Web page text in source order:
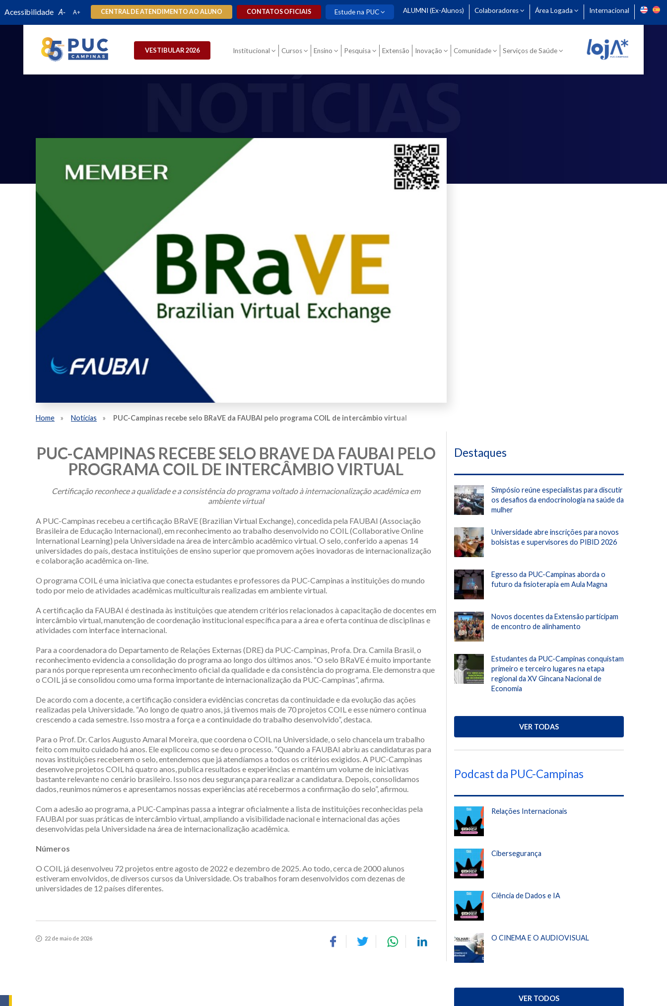
Acessibilidade CENTRAL DE ATENDIMENTO AO ALUNO CONTATOS OFICIAIS Estude na PUC ALUMNI (Ex-Alunos) Colaboradores Área Logada Internacional
VESTIBULAR 2026 Institucional Cursos Ensino Pesquisa Extensão Inovação Comunidade Serviços de Saúde
Home Notícias PUC-Campinas recebe selo BRaVE da FAUBAI pelo programa COIL de intercâmbio virtual
PUC-CAMPINAS RECEBE SELO BRAVE DA FAUBAI PELO
PROGRAMA COIL DE INTERCÂMBIO VIRTUAL
Certificação reconhece a qualidade e a consistência do programa voltado à internacionalização acadêmica em
ambiente virtual
A PUC-Campinas recebeu a certificação BRaVE (Brazilian Virtual Exchange), concedida pela FAUBAI (Associação
Brasileira de Educação Internacional), em reconhecimento ao trabalho desenvolvido no COIL (Collaborative Online
International Learning) pela Universidade na área de intercâmbio acadêmico virtual. O selo, conferido a apenas 14
universidades do país, destaca instituições de ensino superior que promovem ações inovadoras de internacionalização
e colaboração acadêmica on-line.
O programa COIL é uma iniciativa que conecta estudantes e professores da PUC-Campinas a instituições do mundo
todo por meio de atividades acadêmicas multiculturais realizadas em ambiente virtual.
A certificação da FAUBAI é destinada às instituições que atendem critérios relacionados à capacitação de docentes em
intercâmbio virtual, manutenção de coordenação institucional específica para a área e oferta contínua de disciplinas e
atividades com interface internacional.
Para a coordenadora do Departamento de Relações Externas (DRE) da PUC-Campinas, Profa. Dra. Camila Brasil, o
reconhecimento evidencia a consolidação do programa ao longo dos últimos anos. “O selo BRaVE é muito importante
para nós porque representa um reconhecimento oficial da qualidade e da consistência do programa. Ele demonstra que
o COIL já se consolidou como uma forma importante de internacionalização da PUC-Campinas”, afirma.
De acordo com a docente, a certificação considera evidências concretas da continuidade e da evolução das ações
realizadas pela Universidade. “Ao longo de quatro anos, já tivemos mais de 70 projetos COIL e esse número continua
crescendo a cada semestre. Isso mostra a força e a continuidade do trabalho desenvolvido”, destaca.
Para o Prof. Dr. Carlos Augusto Amaral Moreira, que coordena o COIL na Universidade, o selo chancela um trabalho
feito com muito cuidado há anos. Ele explicou como se deu o processo. “Quando a FAUBAI abriu as candidaturas para
novas instituições receberem o selo, entendemos que já atendíamos a todos os critérios exigidos. A PUC-Campinas
desenvolve projetos COIL há quatro anos, publica resultados e experiências e mantém um volume de iniciativas
bastante relevante no cenário brasileiro. Isso nos deu segurança para realizar a candidatura. Depois, consolidamos
dados, reunimos números e apresentamos nossas experiências até recebermos a confirmação do selo”, afirmou.
Com a adesão ao programa, a PUC-Campinas passa a integrar oficialmente a lista de instituições reconhecidas pela
FAUBAI por suas práticas de intercâmbio virtual, ampliando a visibilidade nacional e internacional das ações
desenvolvidas pela Universidade na área de internacionalização acadêmica.
Números
O COIL já desenvolveu 72 projetos entre agosto de 2022 e dezembro de 2025. Ao todo, cerca de 2000 alunos
estiveram envolvidos, de diversos cursos da Universidade. Os trabalhos foram desenvolvidos com dezenas de
universidades de 12 países diferentes.
22 de maio de 2026
Destaques
Simpósio reúne especialistas para discutir
os desafios da endocrinologia na saúde da
mulher
Universidade abre inscrições para novos
bolsistas e supervisores do PIBID 2026
Egresso da PUC-Campinas aborda o
futuro da fisioterapia em Aula Magna
Novos docentes da Extensão participam
de encontro de alinhamento
Estudantes da PUC-Campinas conquistam
primeiro e terceiro lugares na etapa
regional da XV Gincana Nacional de
Economia
VER TODAS
Podcast da PUC-Campinas
Relações Internacionais
Cibersegurança
Ciência de Dados e IA
O CINEMA E O AUDIOVISUAL
VER TODOS